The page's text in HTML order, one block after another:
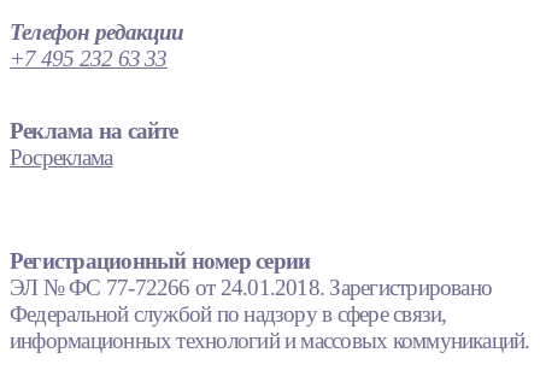
Телефон редакции
+7 495 232 63 33
Реклама на сайте
Росреклама
Регистрационный номер серии
ЭЛ № ФС 77-72266 от 24.01.2018. Зарегистрировано
Федеральной службой по надзору в сфере связи,
информационных технологий и массовых коммуникаций.